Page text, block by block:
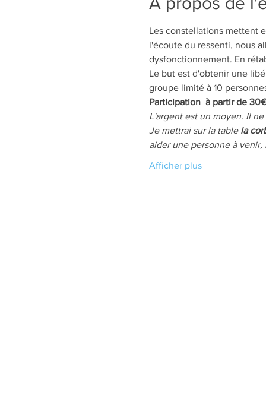
Les constellations mettent
l'écoute du ressenti, nous
dysfonctionnement. En
Le but est d'obtenir une
groupe limité à 10
Participation  à partir de
L'argent est un moyen. Il
Je mettrai sur la table la
aider une personne à
Afficher plus